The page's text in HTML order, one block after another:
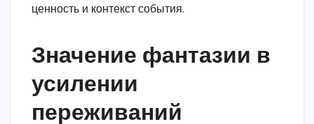
ценность и контекст события.
Значение фантазии в
усилении
переживаний